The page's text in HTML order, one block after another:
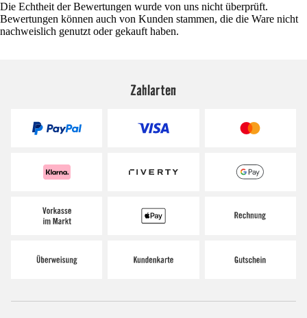
Die Echtheit der Bewertungen wurde von uns nicht überprüft.
Bewertungen können auch von Kunden stammen, die die Ware nicht
nachweislich genutzt oder gekauft haben.
Zahlarten